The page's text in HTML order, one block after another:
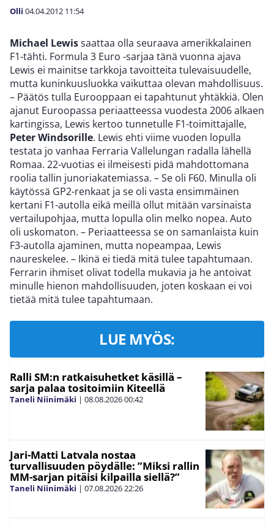
Olli 04.04.2012 11:54
Michael Lewissaattaa olla seuraava amerikkalainen
F1-tähti. Formula 3 Euro -sarjaa tänä vuonna ajava
Lewis ei mainitse tarkkoja tavoitteita tulevaisuudelle,
mutta kuninkuusluokka vaikuttaa olevan mahdollisuus.
– Päätös tulla Eurooppaan ei tapahtunut yhtäkkiä. Olen
ajanut Euroopassa periaatteessa vuodesta 2006 alkaen
kartingissa, Lewis kertoo tunnetulle F1-toimittajalle,
Peter Windsorille. Lewis ehti viime vuoden lopulla
testata jo vanhaa Ferraria Vallelungan radalla lähellä
Romaa. 22-vuotias ei ilmeisesti pidä mahdottomana
roolia tallin junoriakatemiassa. – Se oli F60. Minulla oli
käytössä GP2-renkaat ja se oli vasta ensimmäinen
kertani F1-autolla eikä meillä ollut mitään varsinaista
vertailupohjaa, mutta lopulla olin melko nopea. Auto
oli uskomaton. – Periaatteessa se on samanlaista kuin
F3-autolla ajaminen, mutta nopeampaa, Lewis
naureskelee. – Ikinä ei tiedä mitä tulee tapahtumaan.
Ferrarin ihmiset olivat todella mukavia ja he antoivat
minulle hienon mahdollisuuden, joten koskaan ei voi
tietää mitä tulee tapahtumaan.
LUE MYÖS:
Ralli SM:n ratkaisuhetket käsillä –
sarja palaa tositoimiin Kiteellä
Taneli Niinimäki | 08.08.202600:42
Jari-Matti Latvala nostaa
turvallisuuden pöydälle: ”Miksi rallin
MM-sarjan pitäisi kilpailla siellä?”
Taneli Niinimäki | 07.08.202622:26